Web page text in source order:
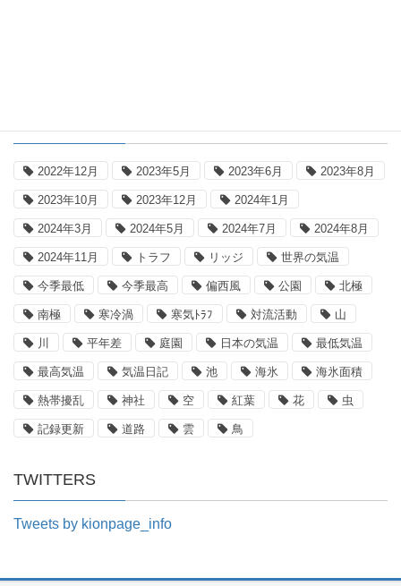
2022年12月 2023年5月 2023年6月 2023年8月
2023年10月 2023年12月 2024年1月
2024年3月 2024年5月 2024年7月 2024年8月
2024年11月 トラフ リッジ 世界の気温
今季最低 今季最高 偏西風 公園 北極
南極 寒冷渦 寒気ﾄﾗﾌ 対流活動 山
川 平年差 庭園 日本の気温 最低気温
最高気温 気温日記 池 海氷 海氷面積
熱帯擾乱 神社 空 紅葉 花 虫
記録更新 道路 雲 鳥
TWITTERS
Tweets by kionpage_info